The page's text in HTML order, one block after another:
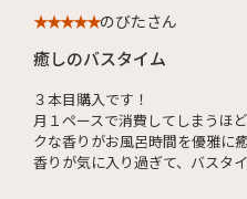
★★★★★のびたさん
癒しのバスタイム
３本目購入です！
月１ペースで消費してしまうほ
クな香りがお風呂時間を優雅に
香りが気に入り過ぎて、バスタ